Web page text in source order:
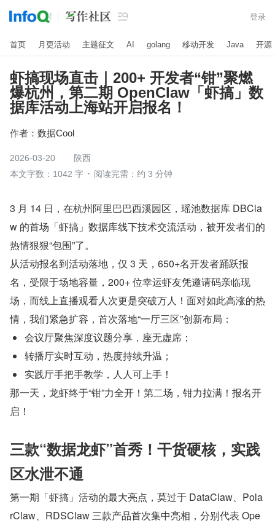
 登录
首页 月更活动 主题征文 AI golang 移动开发 Java 开源
虾搞现场直击｜200+ 开发者“钳”聚燃
爆杭州，第二期 OpenClaw「虾搞」数
据库活动上海站开启报名！
作者： 数据Cool
2026-03-20
陕西
本文字数：1042 字
阅读完需：约 3 分钟
3 月 14 日，在杭州阿里巴巴西溪园区，瑶池数据库 DBCla
w 的首场「虾搞」数据库线下技术交流活动，被开发者们的
热情狠狠“包围”了。
从活动报名到活动落地，仅 3 天，650+名开发者踊跃报
名，受限于场地容量，200+ 位幸运虾友凭邀请码亲临现
场，而线上直播观看人次更是突破万人！面对如此高涨的热
情，我们紧急扩容，首次落地“一厅三区”创新布局：
会议厅聚焦深度议题分享，座无虚席；
转播厅实时互动，热度持续升温；
实践厅手把手教学，人人可上手！
那一天，龙虾终于“钳”力全开！第二场，钳力拉满！报名开
启！
三款“数据龙虾”首秀！干货硬核，实践
区水泄不通
第一期「虾搞」活动的最大亮点，莫过于 DataClaw、Pola
rClaw、RDSClaw 三款产品首次集中亮相，分别代表 Ope